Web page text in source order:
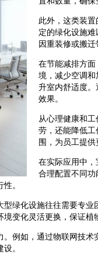
此外，这类装
定的绿化设施
因重装修或搬迁
在节能减排方
境，减少空调
升室内舒适度
效果。
从心理健康和
劳，还能降低
围，为员工提供
在实际应用中，
合理配置不同
。
绿化设施往往需要专
变化灵活更换，保证植
例如，通过物联网技
。